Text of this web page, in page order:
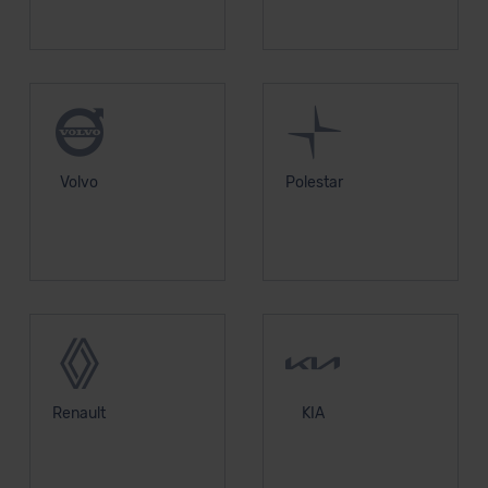
datenschutz@meinauto.de anfordern.
Datenschutzerklärung
Volvo Polestar
Renault KIA